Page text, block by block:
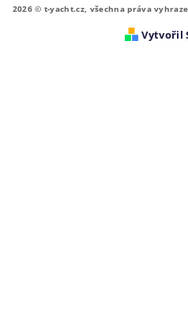
2026 © t-yacht.cz, všechna práva
Vytvořil